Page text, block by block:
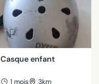
Casque enfant
1 mois 3km